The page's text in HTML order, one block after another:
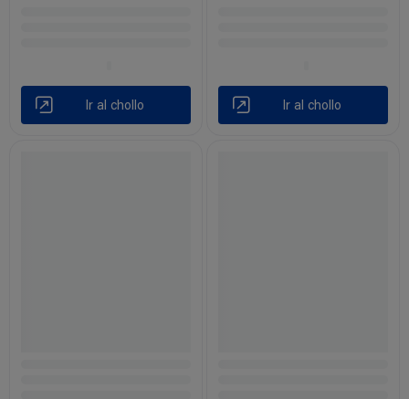
Ir al chollo Ir al chollo